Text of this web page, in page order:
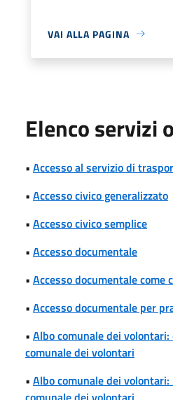
VAI ALLA PAGINA
Elenco servizi
• Accesso al servizio di
• Accesso civico generalizzato
• Accesso civico semplice
• Accesso documentale
• Accesso documentale come
• Accesso documentale per
• Albo comunale dei
comunale dei volontari
• Albo comunale dei